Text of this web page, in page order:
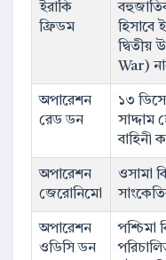
ইরাকি
ফ্রিডম
হিসাবে
দ্বিতীয়
War)
অপারেশন
রেড ডন
১৩
সাদ্দাম
বাহিনী
অপারেশন
জেরোনিমো
ওসামা
অপারেশন
ওডিসি ডন
পশ্চিমা